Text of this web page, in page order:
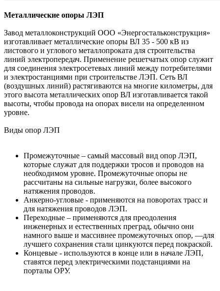
Металлические опоры ЛЭП
Завод металлоконструкций ООО «Энергостальконструкция»
изготавливает металлические опоры ВЛ 35 - 500 кВ из
листового и углового металлопроката для строительства
линий электропередач. Применение решетчатых опор служит
для соединения электросетевых линий между потребителями
и электростанциями при строительстве ЛЭП. Сеть ВЛ
(воздушных линий) растягиваются на многие километры, для
этого высота металлических опор ВЛ изготавливается такой
высоты, чтобы провода на опорах висели на определенном
уровне.
Виды опор ЛЭП
Промежуточные – самый массовый вид опор ЛЭП,
которые служат для поддержки тросов и проводов на
необходимом уровне. Промежуточные опоры не
рассчитаны на сильные нагрузки, более высокого
натяжения проводов.
Анкерно-угловые - применяются на поворотах трасс и
для натяжения проводов ЛЭП.
Переходные – применяются для преодоления
инженерных и естественных преград, обычно они
намного выше и массивнее промежуточных опор, ––для
лучшего сохранения стали цинкуются перед покраской.
Концевые - используются в конце или в начале ЛЭП,
ставятся перед электрическими подстанциями на
порталы ОРУ.